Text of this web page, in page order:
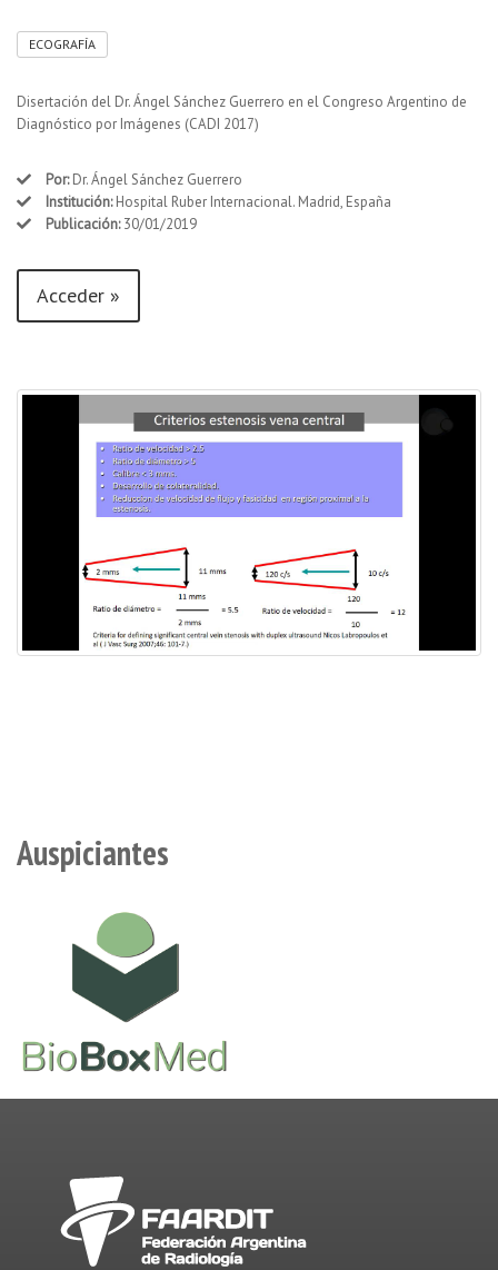
ECOGRAFÍA
Disertación del Dr. Ángel Sánchez Guerrero en el Congreso Argentino de
Diagnóstico por Imágenes (CADI 2017)
Por:Dr. Ángel Sánchez Guerrero
Institución:Hospital Ruber Internacional. Madrid, España
Publicación:30/01/2019
Acceder »
Auspiciantes